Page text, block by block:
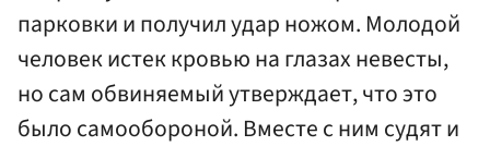
парковки и получил удар ножом. Молодой
человек истек кровью на глазах невесты,
но сам обвиняемый утверждает, что это
было самообороной. Вместе с ним судят и